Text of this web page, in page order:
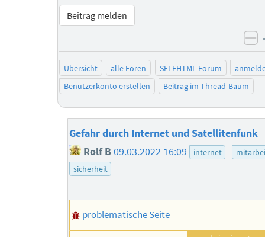
Beitrag melden
Übersicht alle Foren SELFHTML-Forum
Benutzerkonto erstellen
Beitrag im Thread-Baum
Gefahr durch Internet und Satellitenfunk
Rolf B09.03.2022 16:09 internet
sicherheit
problematische Seite